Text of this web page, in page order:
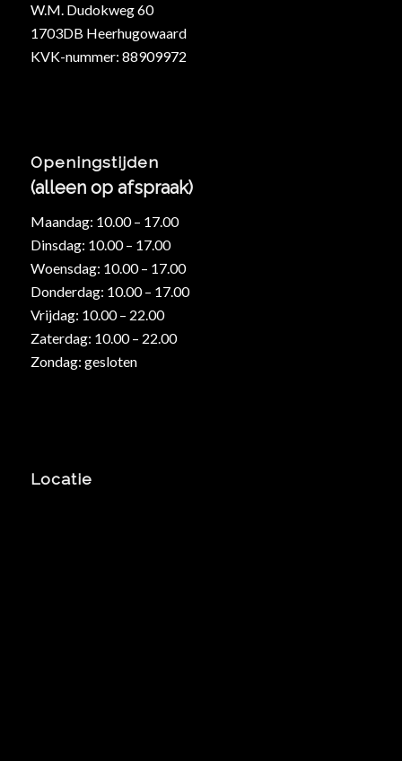
W.M. Dudokweg 60
1703DB Heerhugowaard
KVK-nummer: 88909972
Openingstijden
(alleen op afspraak)
Maandag: 10.00 – 17.00
Dinsdag: 10.00 – 17.00
Woensdag: 10.00 – 17.00
Donderdag: 10.00 – 17.00
Vrijdag: 10.00 – 22.00
Zaterdag: 10.00 – 22.00
Zondag: gesloten
Locatie